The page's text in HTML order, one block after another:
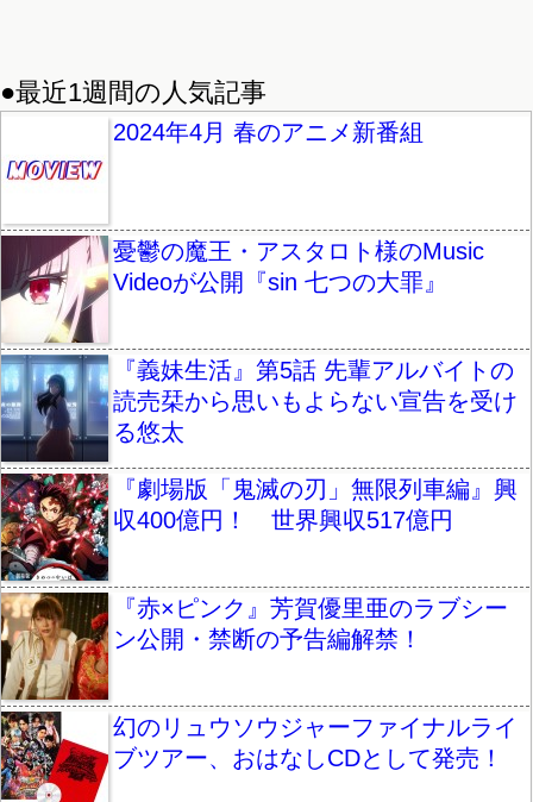
●最近1週間の人気記事
2024年4月 春のアニメ新番組
憂鬱の魔王・アスタロト様のMusic
Videoが公開『sin 七つの大罪』
『義妹生活』第5話 先輩アルバイトの
読売栞から思いもよらない宣告を受け
る悠太
『劇場版「鬼滅の刃」無限列車編』興
収400億円！ 世界興収517億円
『赤×ピンク』芳賀優里亜のラブシー
ン公開・禁断の予告編解禁！
幻のリュウソウジャーファイナルライ
ブツアー、おはなしCDとして発売！